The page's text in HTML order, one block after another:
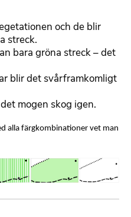
och de blir
streck.
bara gröna streck – det
blir det svårframkomligt
mogen skog igen.
alla färgkombinationer vet man